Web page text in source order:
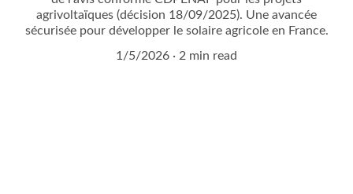
agrivoltaïques (décision 18/09/2025). Une avancée
sécurisée pour développer le solaire agricole en France.
1/5/2026
2 min read